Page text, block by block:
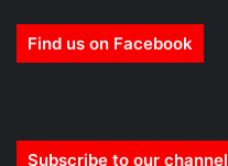
Find us on Facebook
Subscribe to our channel